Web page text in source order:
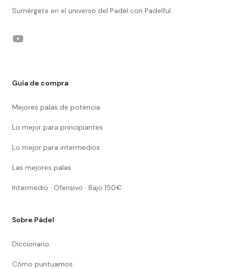
Sumérgete en el universo del Padel con Padelful.
YouTube
Guía de compra
Mejores palas de potencia
Lo mejor para principiantes
Lo mejor para intermedios
Las mejores palas
Intermedio · Ofensivo · Bajo 150€
Sobre Pádel
Diccionario
Cómo puntuamos